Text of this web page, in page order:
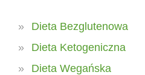
Dieta Bezglutenowa
Dieta Ketogeniczna
Dieta Wegańska